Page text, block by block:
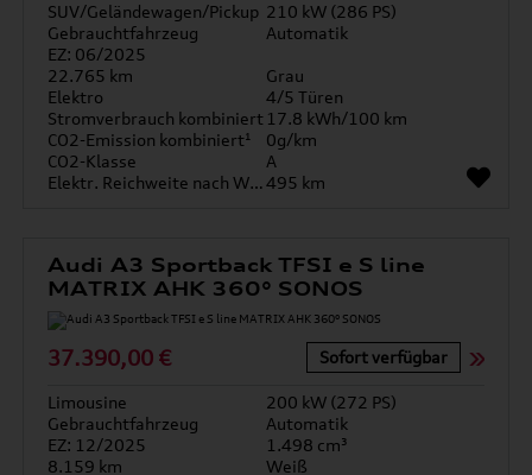
SUV/Geländewagen/Pickup 210 kW (286 PS)
Gebrauchtfahrzeug
Automatik
EZ: 06/2025
22.765 km
Grau
Elektro
4/5 Türen
Stromverbrauch kombiniert 17.8 kWh/100 km
CO2-Emission kombiniert¹
0g/km
CO2-Klasse
A
Elektr. Reichweite nach WLTP*495 km
Audi A3 Sportback TFSI e S line
MATRIX AHK 360° SONOS
37.390,00 € Sofort verfügbar
Limousine
200 kW (272 PS)
Gebrauchtfahrzeug
Automatik
EZ: 12/2025
1.498 cm³
8.159 km
Weiß